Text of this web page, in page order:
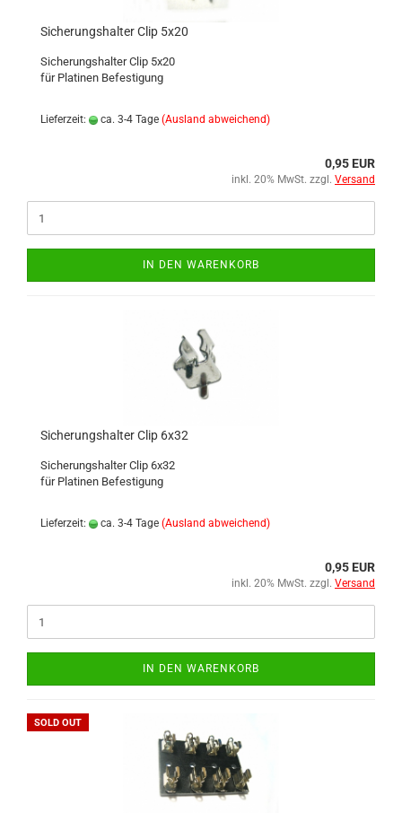
Sicherungshalter Clip 5x20
Sicherungshalter Clip 5x20
für Platinen Befestigung
Lieferzeit: ca. 3-4 Tage (Ausland abweichend)
0,95 EUR
inkl. 20% MwSt. zzgl. Versand
IN DEN WARENKORB
Sicherungshalter Clip 6x32
Sicherungshalter Clip 6x32
für Platinen Befestigung
Lieferzeit: ca. 3-4 Tage (Ausland abweichend)
0,95 EUR
inkl. 20% MwSt. zzgl. Versand
IN DEN WARENKORB
SOLD OUT